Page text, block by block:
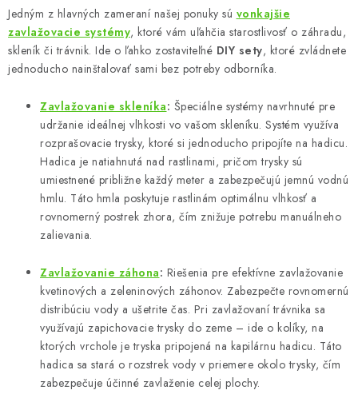
v
k
y
v
Jedným z hlavných zameraní našej ponuky sú vonkajšie
zavlažovacie systémy, ktoré vám uľahčia starostlivosť o záhradu,
skleník či trávnik. Ide o ľahko zostaviteľné DIY sety, ktoré zvládnete
jednoducho nainštalovať sami bez potreby odborníka.
Zavlažovanie skleníka: Špeciálne systémy navrhnuté pre
udržanie ideálnej vlhkosti vo vašom skleníku. Systém využíva
rozprašovacie trysky, ktoré si jednoducho pripojíte na hadicu.
Hadica je natiahnutá nad rastlinami, pričom trysky sú
umiestnené približne každý meter a zabezpečujú jemnú vodnú
hmlu. Táto hmla poskytuje rastlinám optimálnu vlhkosť a
rovnomerný postrek zhora, čím znižuje potrebu manuálneho
zalievania.
Zavlažovanie záhona: Riešenia pre efektívne zavlažovanie
kvetinových a zeleninových záhonov. Zabezpečte rovnomernú
distribúciu vody a ušetrite čas. Pri zavlažovaní trávnika sa
využívajú zapichovacie trysky do zeme – ide o kolíky, na
ktorých vrchole je tryska pripojená na kapilárnu hadicu. Táto
hadica sa stará o rozstrek vody v priemere okolo trysky, čím
zabezpečuje účinné zavlaženie celej plochy.